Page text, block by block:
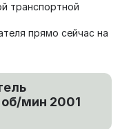
транспортной
прямо сейчас на
мин 2001